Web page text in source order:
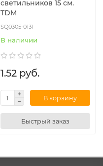
светильников 15 см.
TDM
SQ0305-0131
В наличии
1.52 руб.
В корзину
Быстрый заказ